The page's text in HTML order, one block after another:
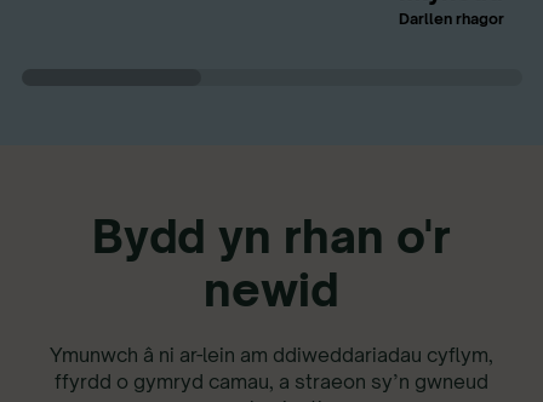
Darllen rhagor
Bydd yn rhan o'r
newid
Ymunwch â ni ar-lein am ddiweddariadau cyflym,
ffyrdd o gymryd camau, a straeon sy’n gwneud